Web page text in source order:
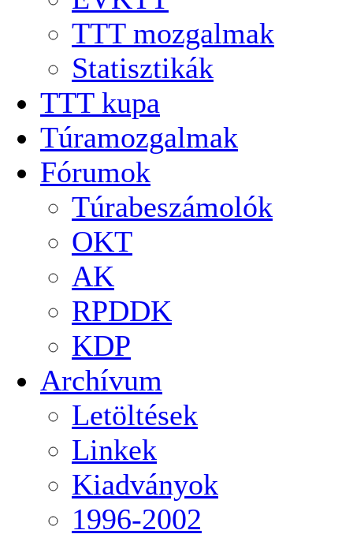
TTT mozgalmak
Statisztikák
TTT kupa
Túramozgalmak
Fórumok
Túrabeszámolók
OKT
AK
RPDDK
KDP
Archívum
Letöltések
Linkek
Kiadványok
1996-2002